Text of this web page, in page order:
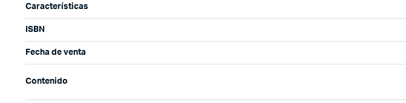
Características
ISBN
Fecha de venta
Contenido